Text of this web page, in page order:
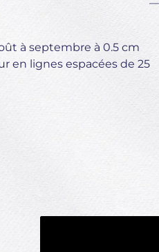
à septembre à 0.5 cm
en lignes espacées de 25